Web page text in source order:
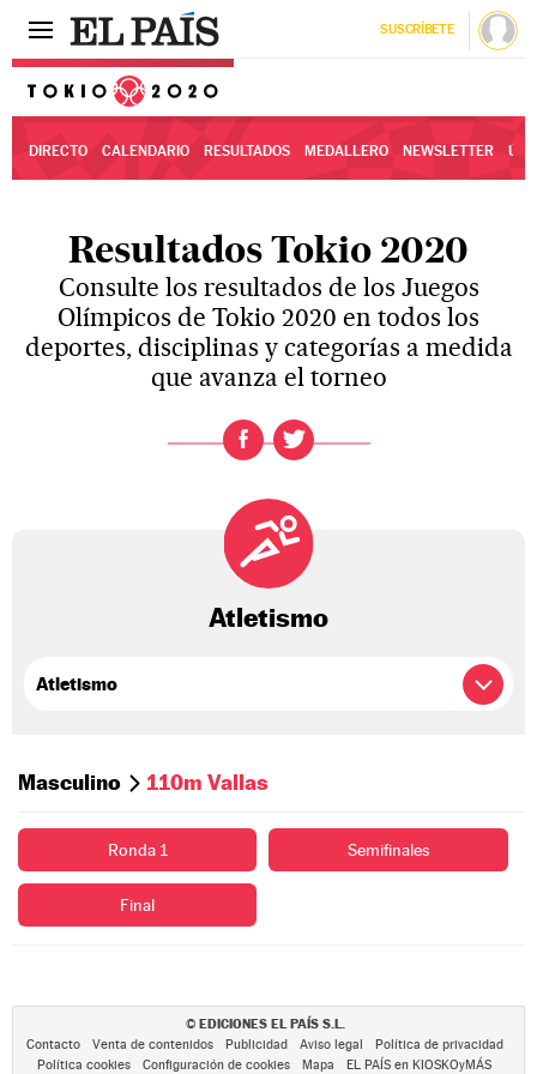
SUSCRÍBETE
DIRECTO CALENDARIO RESULTADOS MEDALLERO NEWSLETTER
Resultados Tokio 2020
Consulte los resultados de los Juegos
Olímpicos de Tokio 2020 en todos los
deportes, disciplinas y categorías a medida
que avanza el torneo
Atletismo
Masculino 110m Vallas
Ronda 1 Semifinales
Final
© EDICIONES EL PAÍS S.L.
Contacto Venta de contenidos Publicidad Aviso legal
Política de privacidad
Política cookies
Configuración de cookies Mapa EL PAÍS en KIOSKOyMÁS